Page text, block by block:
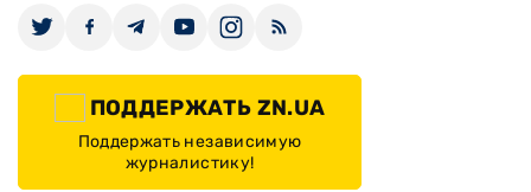
ПОДДЕРЖАТЬ ZN.UA
Поддержать независимую
журналистику!